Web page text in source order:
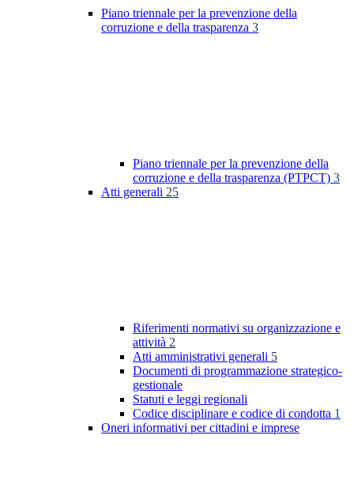
Piano triennale per la prevenzione della
corruzione e della trasparenza 3
Piano triennale per la prevenzione della
corruzione e della trasparenza (PTPCT) 3
Atti generali 25
Riferimenti normativi su organizzazione e
attività 2
Atti amministrativi generali 5
Documenti di programmazione strategico-
gestionale
Statuti e leggi regionali
Codice disciplinare e codice di condotta 1
Oneri informativi per cittadini e imprese